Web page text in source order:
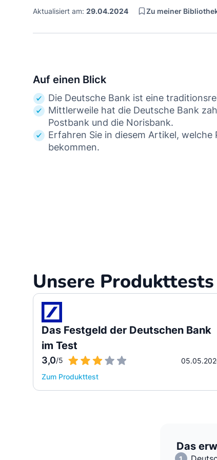
Aktualisiert am: 29.04.2024 Zu meiner
Auf einen Blick
Die Deutsche Bank ist eine
Mittlerweile hat die Deutsche Bank
Postbank und die Norisbank.
Erfahren Sie in diesem Artikel,
bekommen.
Unsere
Das Festgeld der Deutschen Bank
im Test
3,0/5
Zum Produkttest
Das